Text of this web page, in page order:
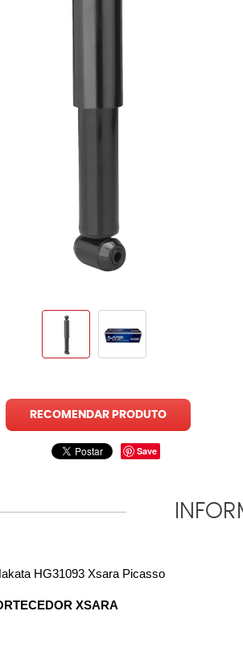
RECOMENDAR PRODUTO
Save
HG31093 Xsara Picasso
XSARA